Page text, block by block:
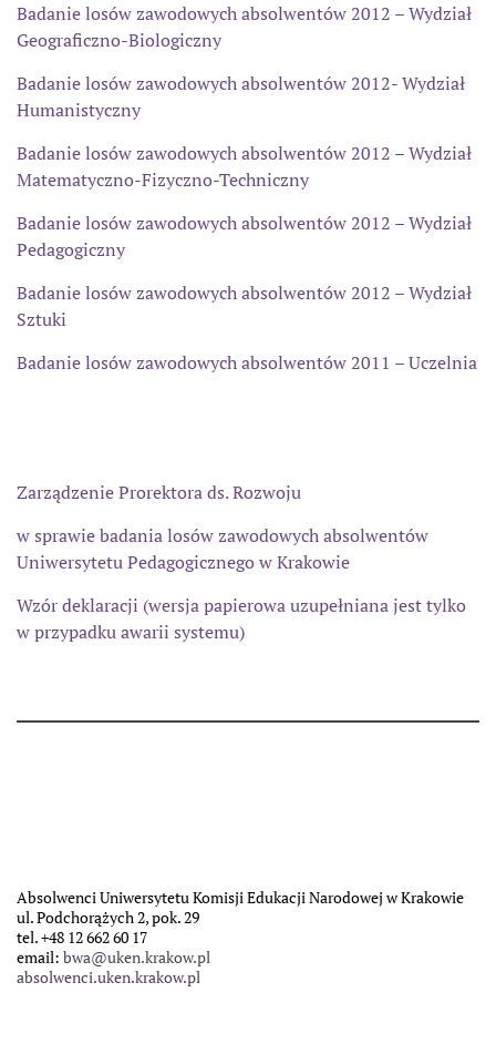
Badanie losów zawodowych absolwentów 2012 – Wydział
Geograficzno-Biologiczny
Badanie losów zawodowych absolwentów 2012- Wydział
Humanistyczny
Badanie losów zawodowych absolwentów 2012 – Wydział
Matematyczno-Fizyczno-Techniczny
Badanie losów zawodowych absolwentów 2012 – Wydział
Pedagogiczny
Badanie losów zawodowych absolwentów 2012 – Wydział
Sztuki
Badanie losów zawodowych absolwentów 2011 – Uczelnia
Zarządzenie Prorektora ds. Rozwoju
w sprawie badania losów zawodowych absolwentów
Uniwersytetu Pedagogicznego w Krakowie
Wzór deklaracji (wersja papierowa uzupełniana jest tylko
w przypadku awarii systemu)
Absolwenci Uniwersytetu Komisji Edukacji Narodowej w Krakowie
ul. Podchorążych 2, pok. 29
tel. +48 12 662 60 17
email: bwa@uken.krakow.pl
absolwenci.uken.krakow.pl